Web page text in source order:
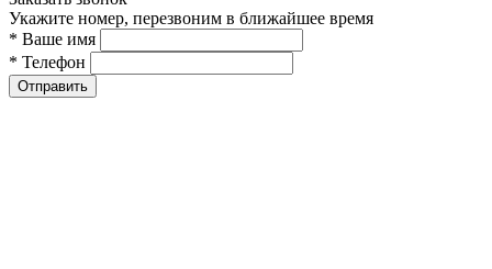
Укажите номер, перезвоним в ближайшее время
* Ваше имя
* Телефон
Отправить